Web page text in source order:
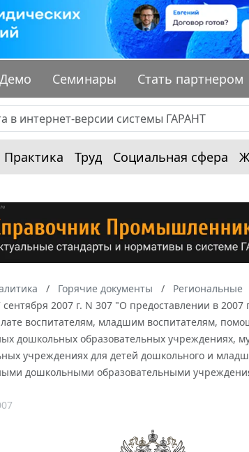
Демо Семинары Стать партнером
Практика Труд Социальная сфера
Горячие документы Региональные
сентября 2007 г. N 307 "О предоставлении в
воспитателям, младшим воспитателям,
дошкольных образовательных учреждениях,
учреждениях для детей дошкольного и
дошкольными образовательными